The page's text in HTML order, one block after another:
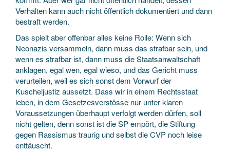
Verhalten kann auch nicht öffentlich dokumentiert und dann
bestraft werden.
Das spielt aber offenbar alles keine Rolle: Wenn sich
Neonazis versammeln, dann muss das strafbar sein, und
wenn es strafbar ist, dann muss die Staatsanwaltschaft
anklagen, egal wen, egal wieso, und das Gericht muss
verurteilen, weil es sich sonst dem Vorwurf der
Kuscheljustiz aussetzt. Dass wir in einem Rechtsstaat
leben, in dem Gesetzesverstösse nur unter klaren
Voraussetzungen überhaupt verfolgt werden dürfen, soll
nicht gelten, denn sonst ist die SP empört, die Stiftung
gegen Rassismus traurig und selbst die CVP noch leise
enttäuscht.